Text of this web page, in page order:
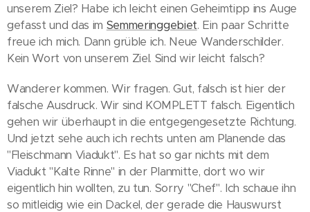
unserem Ziel? Habe ich leicht einen Geheimtipp ins Auge
gefasst und das im Semmeringgebiet. Ein paar Schritte
freue ich mich. Dann grüble ich. Neue Wanderschilder.
Kein Wort von unserem Ziel. Sind wir leicht falsch?
Wanderer kommen. Wir fragen. Gut, falsch ist hier der
falsche Ausdruck. Wir sind KOMPLETT falsch. Eigentlich
gehen wir überhaupt in die entgegengesetzte Richtung.
Und jetzt sehe auch ich rechts unten am Planende das
"Fleischmann Viadukt". Es hat so gar nichts mit dem
Viadukt "Kalte Rinne" in der Planmitte, dort wo wir
eigentlich hin wollten, zu tun. Sorry "Chef". Ich schaue ihn
so mitleidig wie ein Dackel, der gerade die Hauswurst